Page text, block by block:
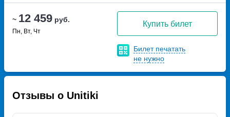
~ 12 459 руб.
Пн, Вт, Чт
Купить билет
Билет печатать
не нужно
Отзывы о Unitiki